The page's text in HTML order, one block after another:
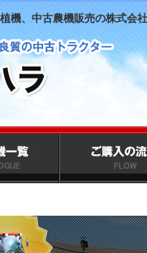
機、中古農機販売の株式会